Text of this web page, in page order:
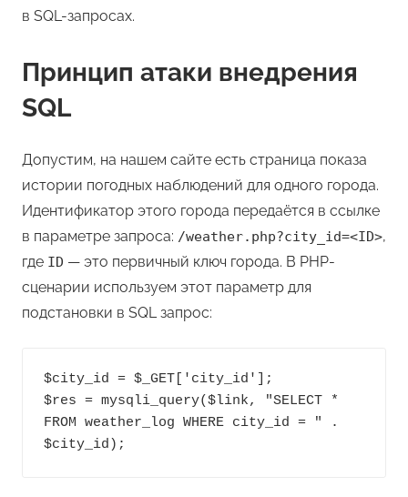
в SQL-запросах.
Принцип атаки внедрения
SQL
Допустим, на нашем сайте есть страница показа
истории погодных наблюдений для одного города.
Идентификатор этого города передаётся в ссылке
в параметре запроса: /weather.php?city_id=<ID>,
где ID — это первичный ключ города. В PHP-
сценарии используем этот параметр для
подстановки в SQL запрос:
$city_id = $_GET['city_id'];
$res = mysqli_query($link, "SELECT *
FROM weather_log WHERE city_id = " .